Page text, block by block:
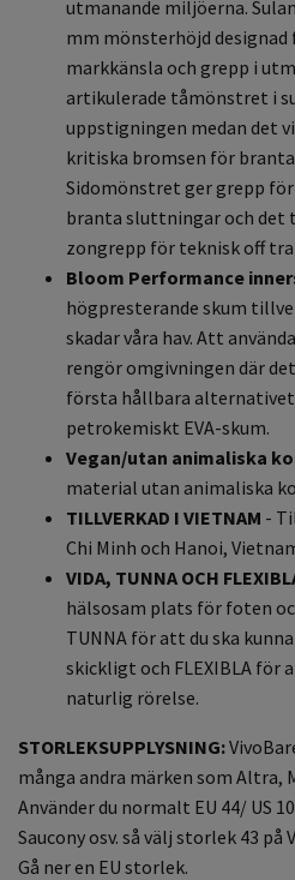
utmanande miljöerna.
mm mönsterhöjd
markkänsla och grepp i
artikulerade tåmönstret i
uppstigningen medan det
kritiska bromsen för
Sidomönstret ger grepp
branta sluttningar och det
zongrepp för teknisk off
Bloom Performance
högpresterande skum
skadar våra hav. Att
rengör omgivningen där
första hållbara
petrokemiskt EVA-skum.
Vegan/utan animaliska
material utan animaliska
TILLVERKAD I VIETNAM -
Chi Minh och Hanoi,
VIDA, TUNNA OCH
hälsosam plats för foten
TUNNA för att du ska
skickligt och FLEXIBLA
naturlig rörelse.
STORLEKSUPPLYSNING:
många andra märken som Altra,
Använder du normalt EU 44/ US
Saucony osv. så välj storlek 43 på
Gå ner en EU storlek.